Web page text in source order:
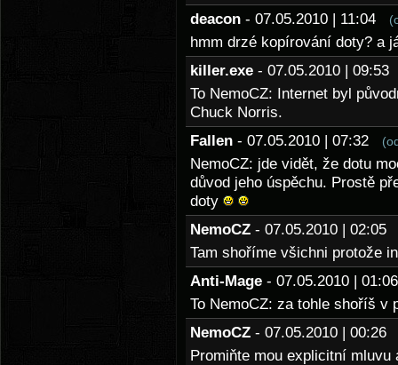
deacon - 07.05.2010 | 11:04
hmm drzé kopírování doty? a
killer.exe - 07.05.2010 |
To NemoCZ: Internet byl
Chuck Norris.
Fallen - 07.05.2010 | 07:32
NemoCZ: jde vidět, že dotu
důvod jeho úspěchu. Prostě
doty
NemoCZ - 07.05.2010 |
Tam shoříme všichni protože
Anti-Mage - 07.05.2010 |
To NemoCZ: za tohle shoříš v
NemoCZ - 07.05.2010 |
Promiňte mou explicitní mluvu